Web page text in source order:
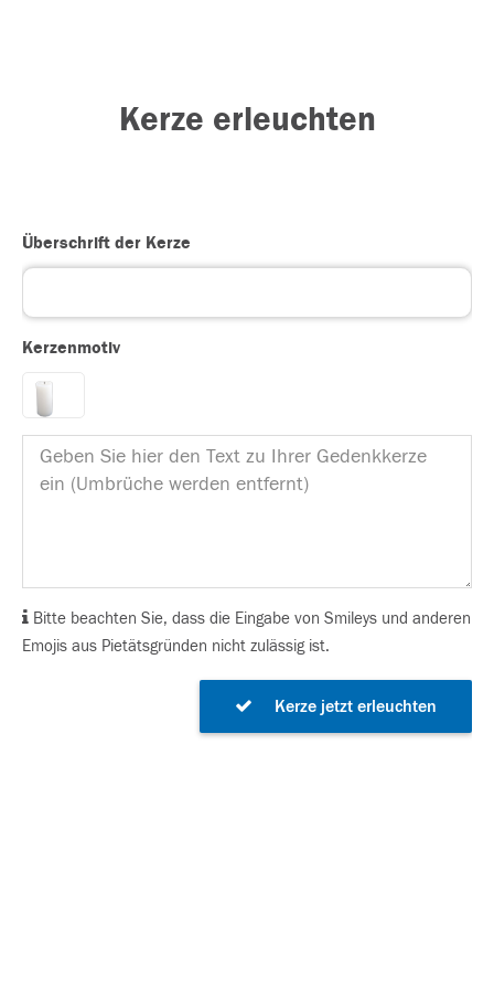
Kerze erleuchten
Überschrift der Kerze
Kerzenmotiv
Bitte beachten Sie, dass die Eingabe von Smileys und anderen
Emojis aus Pietätsgründen nicht zulässig ist.
Kerze jetzt erleuchten